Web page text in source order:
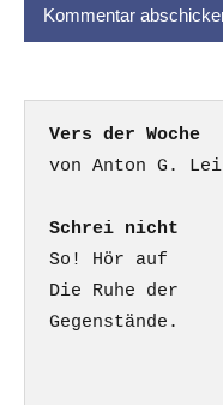
Vers der Woche
Schrei nicht
So! Hör auf
Die Ruhe der
Gegenstände.